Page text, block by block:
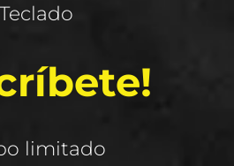
Teclado
limitado